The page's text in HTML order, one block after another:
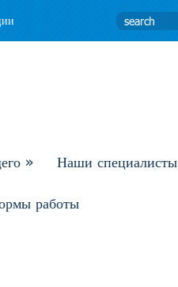
» Наши специалисты
работы